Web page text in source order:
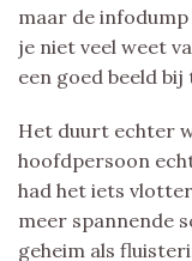
maar de
je niet veel weet
een goed beeld
Het duurt echter
hoofdpersoon
had het iets
meer spannende
geheim als